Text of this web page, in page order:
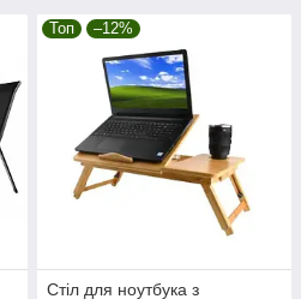
Топ –12%
Стіл для ноутбука з